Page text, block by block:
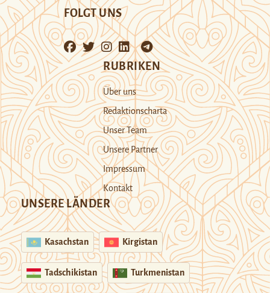
FOLGT UNS
RUBRIKEN
Über uns
Redaktionscharta
Unser Team
Unsere Partner
Impressum
Kontakt
UNSERE LÄNDER
Kasachstan Kirgistan
Tadschikistan Turkmenistan